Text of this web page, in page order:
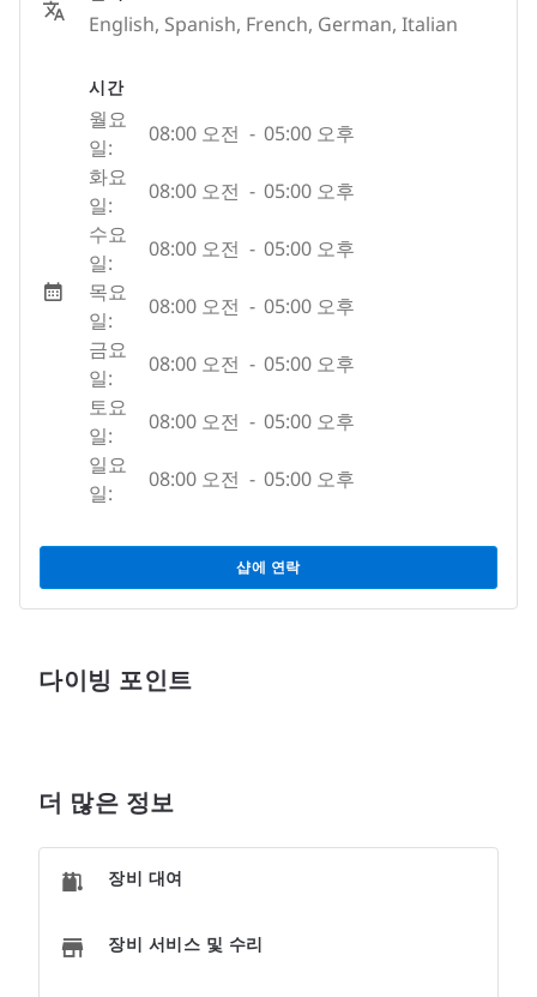
English, Spanish, French, German, Italian
시간
월요
일:
08:00 오전 - 05:00 오후
화요
일:
08:00 오전 - 05:00 오후
수요
일:
08:00 오전 - 05:00 오후
목요
일:
08:00 오전 - 05:00 오후
금요
일:
08:00 오전 - 05:00 오후
토요
일:
08:00 오전 - 05:00 오후
일요
일:
08:00 오전 - 05:00 오후
샵에 연락
다이빙 포인트
더 많은 정보
장비 대여
장비 서비스 및 수리